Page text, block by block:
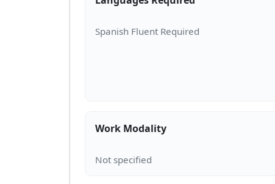
Work Modality